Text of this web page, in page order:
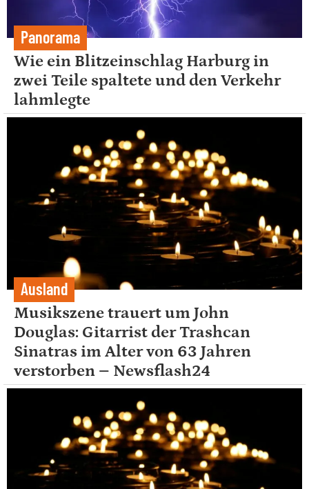
Panorama
Wie ein Blitzeinschlag Harburg in
zwei Teile spaltete und den Verkehr
lahmlegte
Ausland
Musikszene trauert um John
Douglas: Gitarrist der Trashcan
Sinatras im Alter von 63 Jahren
verstorben – Newsflash24